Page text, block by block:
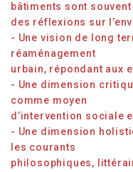
bâtiments sont souvent
des réflexions sur
- Une vision de long
réaménagement
urbain, répondant aux
- Une dimension
comme moyen
d’intervention sociale
- Une dimension
les courants
philosophiques,